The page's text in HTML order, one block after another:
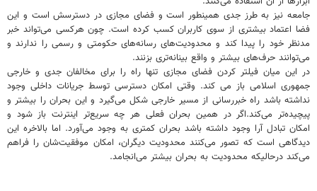
جامعه نیز به طرز جدی همینطور است و فضای مجازی در دسترسش است و این
فضا اعتماد بیشتری از سوی کاربران کسب کرده است. چون هرکسی می‌تواند خبر
مدنظر خود را پیدا کند و محدودیت‌های رسانه‌های حکومتی و رسمی را ندارند و
می‌توانند حرف‌های بیشتر و واقع بینانه‌تری بزنند.
در این میان فیلتر کردن فضای مجازی تنها راه را برای مخالفان جدی و خارجی
جمهوری اسلامی باز می کند. وقتی امکان دسترسی توسط جریانات داخلی وجود
نداشته باشد راه خبررسانی از مسیر خارجی شکل می‌گیرد و این بحران را بیشتر و
پیچیده‌تر می‌کند.اگر در همین بحران فعلی هر چه سریع‌تر اینترنت باز شود و
امکان تبادل آرا وجود داشته باشد بحران کمتری به وجود می‌آورد. اما بالاخره این
دیدگاهی است که تصور می‌کنند محدودیت دیگران، امکان موفقیت‌شان را فراهم
می‌کند درحالیکه محدودیت به بحران بیشتر می‌انجامد.